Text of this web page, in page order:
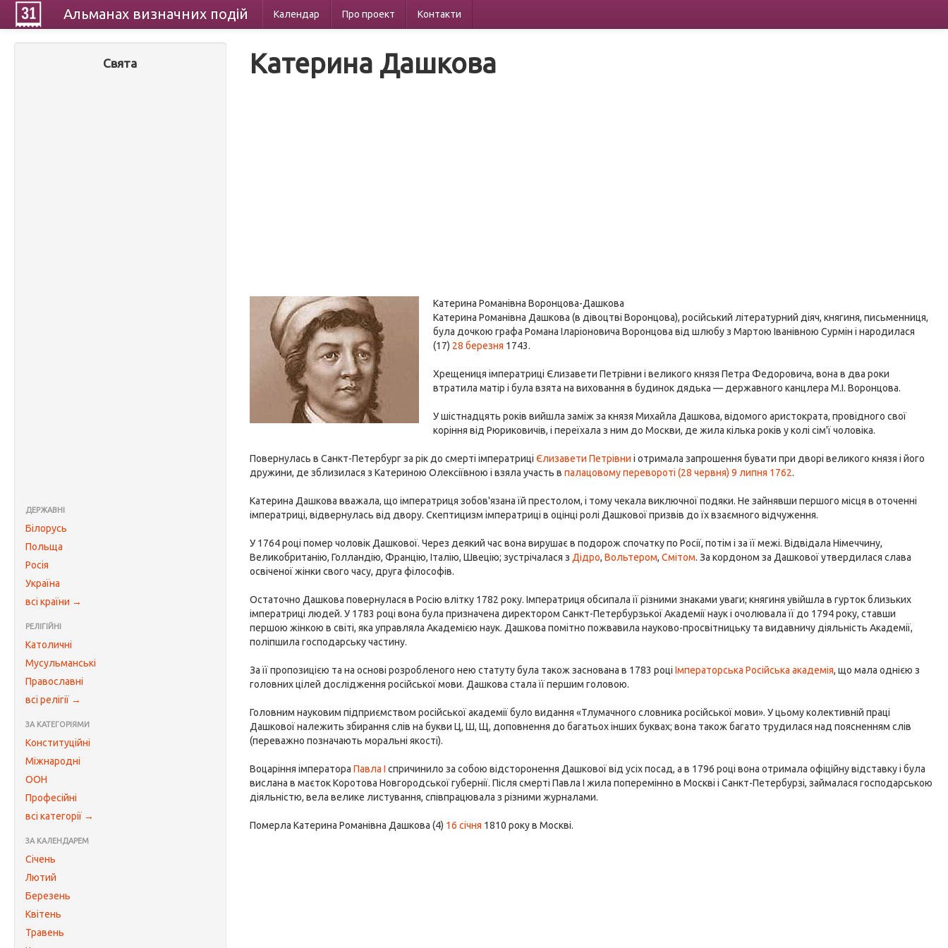
Альманах визначних подій Календар Про проект Контакти
Свята
ДЕРЖАВНІ
Білорусь
Польща
Росія
Україна
всі країни →
РЕЛІГІЙНІ
Католичні
Мусульманські
Православні
всі релігії →
ЗА КАТЕГОРІЯМИ
Конституційні
Міжнародні
ООН
Професійні
всі категорії →
ЗА КАЛЕНДАРЕМ
Січень
Лютий
Березень
Квітень
Травень
Катерина Дашкова
Катерина Романівна Воронцова-Дашкова
Катерина Романівна Дашкова (в дівоцтві Воронцова), російський літературний діяч, княгиня, письменниця,
була дочкою графа Романа Іларіоновича Воронцова від шлюбу з Мартою Іванівною Сурмін і народилася
(17) 28 березня 1743.
Хрещениця імператриці Єлизавети Петрівни і великого князя Петра Федоровича, вона в два роки
втратила матір і була взята на виховання в будинок дядька — державного канцлера М.І. Воронцова.
У шістнадцять років вийшла заміж за князя Михайла Дашкова, відомого аристократа, провідного свої
коріння від Рюриковичів, і переїхала з ним до Москви, де жила кілька років у колі сім'ї чоловіка.
Повернулась в Санкт-Петербург за рік до смерті імператриці Єлизавети Петрівни і отримала запрошення бувати при дворі великого князя і його
дружини, де зблизилася з Катериною Олексіївною і взяла участь впалацовому перевороті (28 червня) 9 липня 1762.
Катерина Дашкова вважала, що імператриця зобов'язана їй престолом, і тому чекала виключної подяки. Не зайнявши першого місця в оточенні
імператриці, відвернулась від двору. Скептицизм імператриці в оцінці ролі Дашкової призвів до їх взаємного відчуження.
У 1764 році помер чоловік Дашкової. Через деякий час вона вирушає в подорож спочатку по Росії, потім і за її межі. Відвідала Німеччину,
Великобританію, Голландію, Францію, Італію, Швецію; зустрічалася з Дідро,Вольтером,Смітом. За кордоном за Дашкової утвердилася слава
освіченої жінки свого часу, друга філософів.
Остаточно Дашкова повернулася в Росію влітку 1782 року. Імператриця обсипала її різними знаками уваги; княгиня увійшла в гурток близьких
імператриці людей. У 1783 році вона була призначена директором Санкт-Петербурзької Академії наук і очолювала її до 1794 року, ставши
першою жінкою в світі, яка управляла Академією наук. Дашкова помітно пожвавила науково-просвітницьку та видавничу діяльність Академії,
поліпшила господарську частину.
За її пропозицією та на основі розробленого нею статуту була також заснована в 1783 роціІмператорська Російська академія, що мала однією з
головних цілей дослідження російської мови. Дашкова стала її першим головою.
Головним науковим підприємством російської академії було видання «Тлумачного словника російської мови». У цьому колективній праці
Дашкової належить збирання слів на букви Ц, Ш, Щ, доповнення до багатьох інших буквах; вона також багато трудилася над поясненням слів
(переважно позначають моральні якості).
Воцаріння імператораПавла I спричинило за собою відсторонення Дашкової від усіх посад, а в 1796 році вона отримала офіційну відставку і була
вислана в маєток Коротова Новгородської губернії. Після смерті Павла I жила поперемінно в Москві і Санкт-Петербурзі, займалася господарською
діяльністю, вела велике листування, співпрацювала з різними журналами.
Померла Катерина Романівна Дашкова (4) 16 січня 1810 року в Москві.